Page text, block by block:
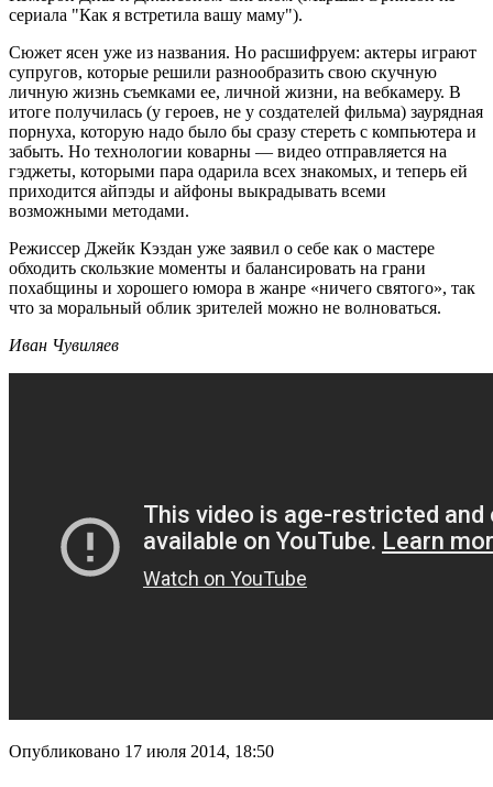
сериала "Как я встретила вашу маму").
Сюжет ясен уже из названия. Но расшифруем: актеры играют
супругов, которые решили разнообразить свою скучную
личную жизнь съемками ее, личной жизни, на вебкамеру. В
итоге получилась (у героев, не у создателей фильма) заурядная
порнуха, которую надо было бы сразу стереть с компьютера и
забыть. Но технологии коварны — видео отправляется на
гэджеты, которыми пара одарила всех знакомых, и теперь ей
приходится айпэды и айфоны выкрадывать всеми
возможными методами.
Режиссер Джейк Кэздан уже заявил о себе как о мастере
обходить скользкие моменты и балансировать на грани
похабщины и хорошего юмора в жанре «ничего святого», так
что за моральный облик зрителей можно не волноваться.
Иван Чувиляев
Опубликовано 17 июля 2014, 18:50